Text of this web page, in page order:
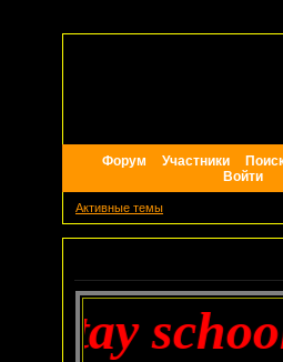
Форум Участники
Войти
Активные темы